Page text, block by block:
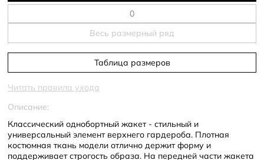
Весь размерный ряд
Таблица размеров
Читать правила ухода
Описание:
Классический однобортный жакет - стильный и
универсальный элемент верхнего гардероба. Плотная
костюмная ткань модели отлично держит форму и
поддерживает строгость образа. На передней части жакета